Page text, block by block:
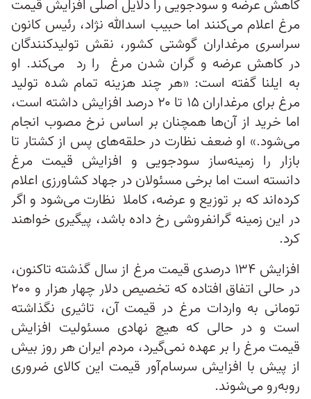
کاهش عرضه و سودجویی را دلایل اصلی افزایش قیمت
مرغ اعلام می‌کنند اما حبیب اسدالله نژاد، رئیس کانون
سراسری مرغداران گوشتی کشور، نقش تولیدکنندگان
در کاهش عرضه و گران شدن مرغ را رد می‌کند. او
به ایلنا گفته است: «هر چند هزینه تمام شده تولید
مرغ برای مرغداران ۱۵ تا ۲۰ درصد افزایش داشته است،
اما خرید از آن‌ها همچنان بر اساس نرخ مصوب انجام
می‌شود.» او ضعف نظارت در حلقه‌های پس از کشتار تا
بازار را زمینه‌ساز سودجویی و افزایش قیمت مرغ
دانسته است اما برخی مسئولان در جهاد کشاورزی اعلام
کرده‌اند که بر توزیع و عرضه، کاملا نظارت می‌شود و اگر
در این زمینه گرانفروشی رخ داده باشد، پیگیری خواهند
کرد.
افزایش ۱۳۴ درصدی قیمت مرغ از سال گذشته تاکنون،
در حالی اتفاق افتاده که تخصیص دلار چهار هزار و ۲۰۰
تومانی به واردات مرغ در قیمت آن، تاثیری نگذاشته
است و در حالی که هیچ نهادی مسئولیت افزایش
قیمت مرغ را بر عهده نمی‌گیرد، مردم ایران هر روز بیش
از پیش با افزایش سرسام‌آور قیمت این کالای ضروری
روبه‌رو می‌شوند.